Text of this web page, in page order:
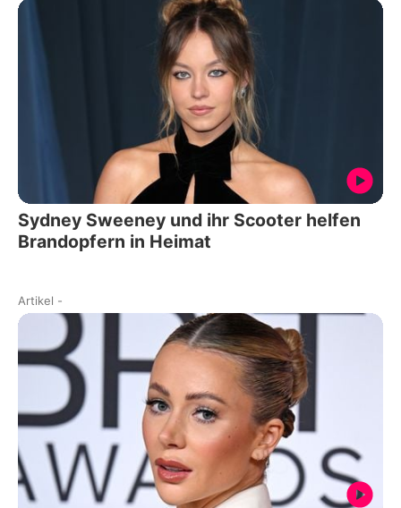
Sydney Sweeney und ihr Scooter helfen
Brandopfern in Heimat
Artikel -